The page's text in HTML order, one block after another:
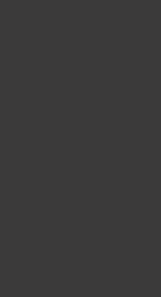
والدولية في
إلى الرياضة
موثوق ومتجدد
في العالم